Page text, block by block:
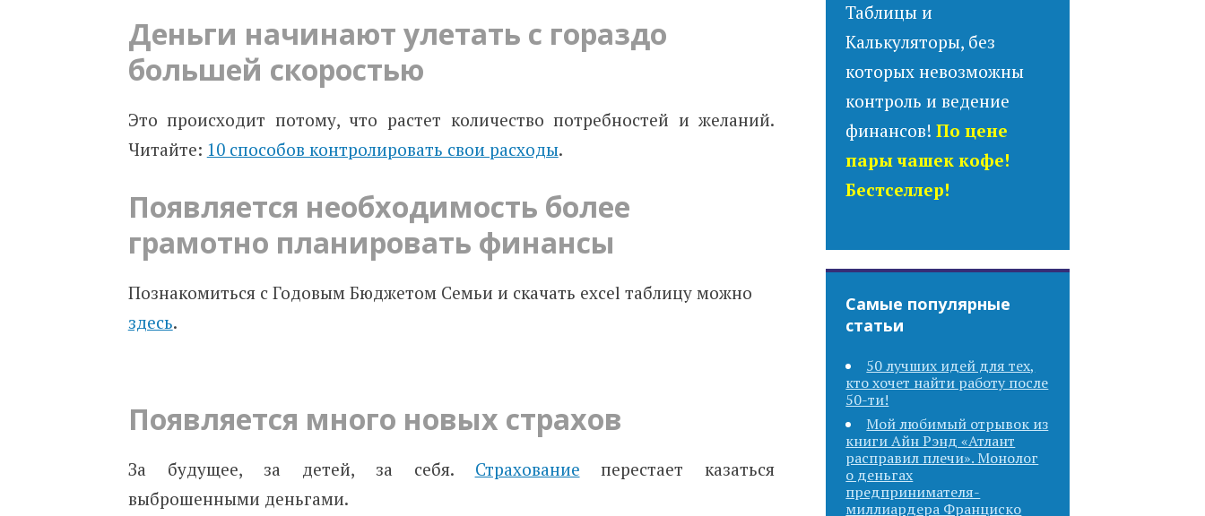
Деньги начинают улетать с гораздо
большей скоростью
Это происходит потому, что растет количество потребностей и желаний.
Читайте: 10 способов контролировать свои расходы.
Появляется необходимость более
грамотно планировать финансы
Познакомиться с Годовым Бюджетом Семьи и скачать excel таблицу можно
здесь.
Появляется много новых страхов
За будущее, за детей, за себя. Страхование перестает казаться
выброшенными деньгами.
Таблицы и
Калькуляторы, без
которых невозможны
контроль и ведение
финансов!По цене
пары чашек кофе!
Бестселлер!
Самые популярные
статьи
50 лучших идей для тех,
кто хочет найти работу после
50-ти!
Мой любимый отрывок из
книги Айн Рэнд «Атлант
расправил плечи». Монолог
о деньгах
предпринимателя-
миллиардера Франциско